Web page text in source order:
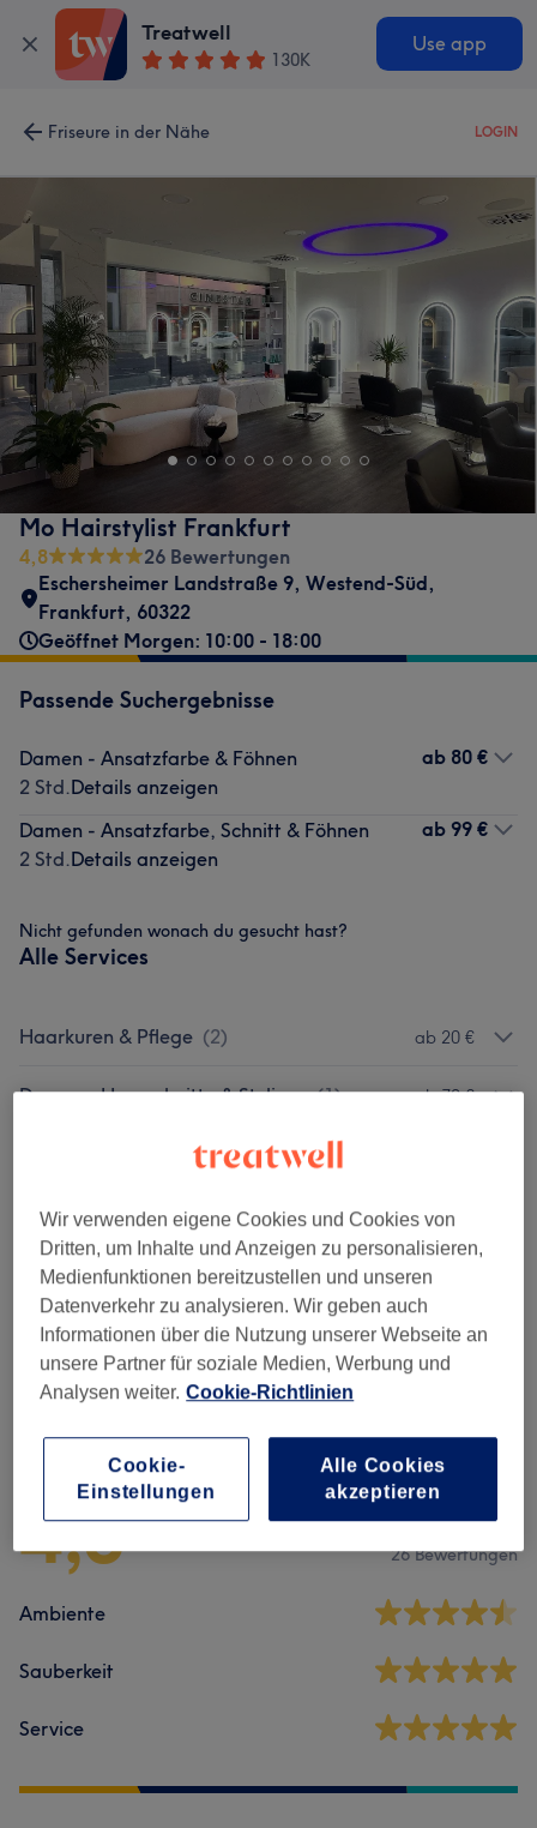
Treatwell
130K
Use app
Friseure in der Nähe LOGIN
Mo Hairstylist Frankfurt
4,8
26 Bewertungen
Eschersheimer Landstraße 9, Westend-Süd,
Frankfurt, 60322
Geöffnet Morgen: 10:00 - 18:00
Passende Suchergebnisse
Damen - Ansatzfarbe & Föhnen
2 Std.Details anzeigen
ab 80 €
Damen - Ansatzfarbe, Schnitt & Föhnen
2 Std.Details anzeigen
ab 99 €
Nicht gefunden wonach du gesucht hast?
Alle Services
Haarkuren & Pflege (2) ab 20 €
Damen - Haarschnitte & Stylings (1) ab 70 €
Damen - Farbe & Coloration (6)
Herren - Haarschnitte & Stylings (1) 45 €
Herren - Farbe & Grauhaarkaschierung (1)
Haarverlängerung ( 1) 20 €
4,8 26 Bewertungen
Ambiente
Sauberkeit
Service
Wir verwenden eigene Cookies und Cookies von
Dritten, um Inhalte und Anzeigen zu personalisieren,
Medienfunktionen bereitzustellen und unseren
Datenverkehr zu analysieren. Wir geben auch
Informationen über die Nutzung unserer Webseite an
unsere Partner für soziale Medien, Werbung und
Analysen weiter. Cookie-Richtlinien
Cookie-
Einstellungen
Alle Cookies
akzeptieren